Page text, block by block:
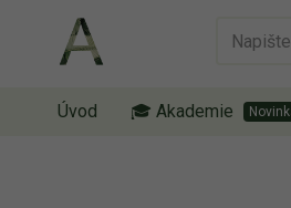
Úvod 🎓 Akademie